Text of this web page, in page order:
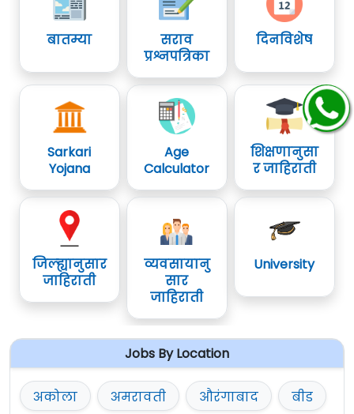
बातम्या
सराव
प्रश्नपत्रिका
दिनविशेष
Sarkari
Yojana
Age
Calculator
शिक्षणानुसा
र जाहिराती
जिल्ह्यानुसार
जाहिराती
व्यवसायानु
सार
जाहिराती
University
Jobs By Location
अकोला अमरावती औरंगाबाद
बीड